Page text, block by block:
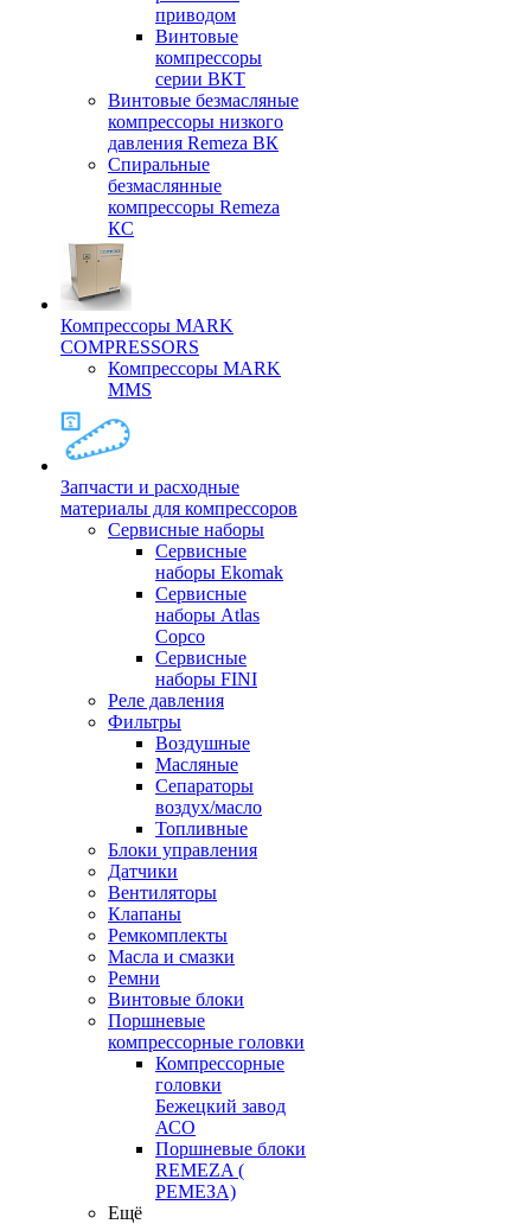
приводом
Винтовые
компрессоры
серии ВКТ
Винтовые безмасляные
компрессоры низкого
давления Remeza ВК
Спиральные
безмаслянные
компрессоры Remeza
КС
Компрессоры MARK
COMPRESSORS
Компрессоры MARK
MMS
Запчасти и расходные
материалы для компрессоров
Cервисные наборы
Сервисные
наборы Ekomak
Cервисные
наборы Atlas
Copco
Сервисные
наборы FINI
Реле давления
Фильтры
Воздушные
Масляные
Сепараторы
воздух/масло
Топливные
Блоки управления
Датчики
Вентиляторы
Клапаны
Ремкомплекты
Масла и смазки
Ремни
Винтовые блоки
Поршневые
компрессорные головки
Компрессорные
головки
Бежецкий завод
АСО
Поршневые блоки
REMEZA (
РЕМЕЗА)
Ещё